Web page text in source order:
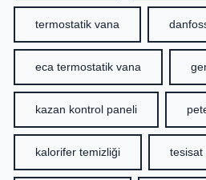
termostatik vana
eca termostatik vana
kazan kontrol paneli
kalorifer temizliği tesisat